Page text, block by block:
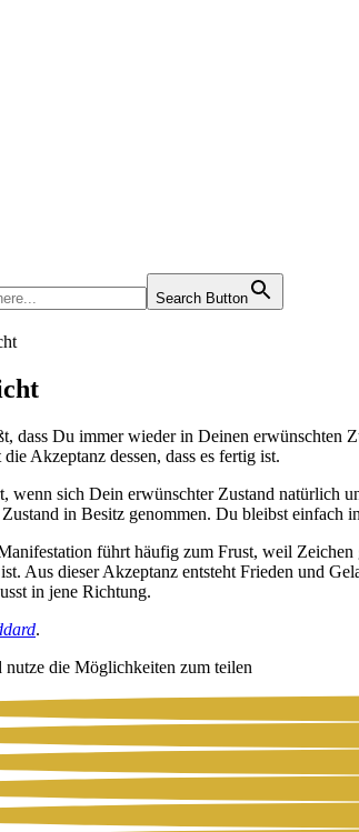
Search Button
dass Du immer wie­der in Dei­nen erwünsch­ten
Akzep­tanz des­sen, dass es fer­tig ist.
wenn sich Dein erwünsch­ter Zustand natür­lich
in Besitz genom­men. Du bleibst ein­fach
führt häu­fig zum Frust, weil
Aus die­ser Akzep­tanz ent­steht Frie­den und
in jene Rich­tung.
.
nut­ze die Mög­lich­kei­ten zum tei­len